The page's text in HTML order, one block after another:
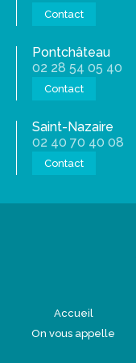
Contact
Pontchâteau
02 28 54 05 40
Contact
Saint-Nazaire
02 40 70 40 08
Contact
Accueil
On vous appelle